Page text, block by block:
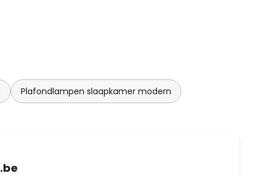
Plafondlampen slaapkamer modern